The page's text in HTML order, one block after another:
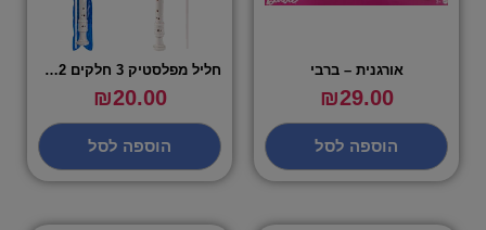
אורגנית – ברבי
₪29.00
הוספה לסל
חליל מפלסטיק 3 חלקים 32 ס"מ
₪20.00
הוספה לסל